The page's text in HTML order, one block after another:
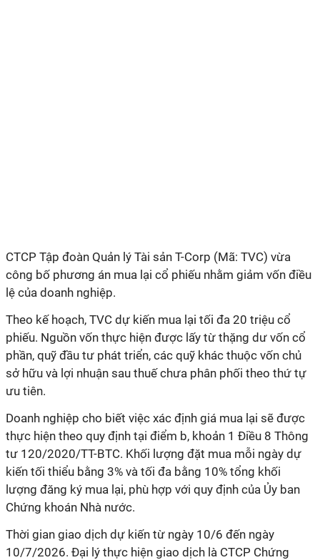
CTCP Tập đoàn Quản lý Tài sản T-Corp (Mã: TVC) vừa
công bố phương án mua lại cổ phiếu nhằm giảm vốn điều
lệ của doanh nghiệp.
Theo kế hoạch, TVC dự kiến mua lại tối đa 20 triệu cổ
phiếu. Nguồn vốn thực hiện được lấy từ thặng dư vốn cổ
phần, quỹ đầu tư phát triển, các quỹ khác thuộc vốn chủ
sở hữu và lợi nhuận sau thuế chưa phân phối theo thứ tự
ưu tiên.
Doanh nghiệp cho biết việc xác định giá mua lại sẽ được
thực hiện theo quy định tại điểm b, khoản 1 Điều 8 Thông
tư 120/2020/TT-BTC. Khối lượng đặt mua mỗi ngày dự
kiến tối thiểu bằng 3% và tối đa bằng 10% tổng khối
lượng đăng ký mua lại, phù hợp với quy định của Ủy ban
Chứng khoán Nhà nước.
Thời gian giao dịch dự kiến từ ngày 10/6 đến ngày
10/7/2026. Đại lý thực hiện giao dịch là CTCP Chứng